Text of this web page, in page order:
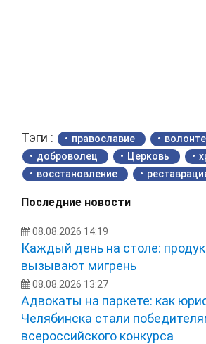
Тэги : православие
доброволец
Церковь
восстановление
Последние новости
08.08.2026 14:19
Каждый день на столе:
вызывают мигрень
08.08.2026 13:27
Адвокаты на паркете: как
Челябинска стали
всероссийского конкурса